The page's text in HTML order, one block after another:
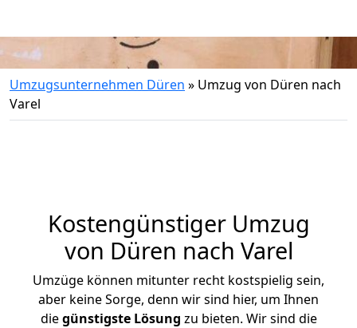
Umzugsunternehmen Düren » Umzug von Düren nach
Varel
Kostengünstiger Umzug
von Düren nach Varel
Umzüge können mitunter recht kostspielig sein,
aber keine Sorge, denn wir sind hier, um Ihnen
diegünstigste Lösung zu bieten. Wir sind die